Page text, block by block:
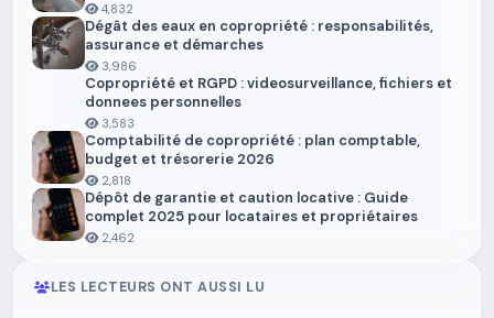
4,832
Dégât des eaux en copropriété : responsabilités,
assurance et démarches
3,986
Copropriété et RGPD : videosurveillance, fichiers et
donnees personnelles
3,583
Comptabilité de copropriété : plan comptable,
budget et trésorerie 2026
2,818
Dépôt de garantie et caution locative : Guide
complet 2025 pour locataires et propriétaires
2,462
LES LECTEURS ONT AUSSI LU